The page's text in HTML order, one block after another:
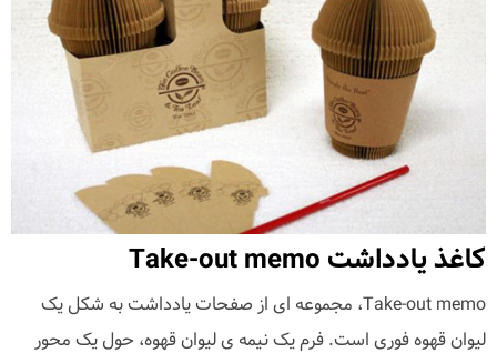
کاغذ یادداشت Take-out memo
Take-out memo، مجموعه ای از صفحات یادداشت به شکل یک
لیوان قهوه فوری است. فرم یک نیمه ی لیوان قهوه، حول یک محور